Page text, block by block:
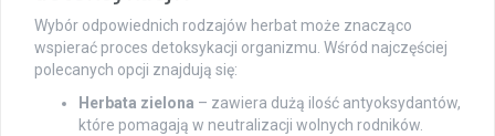
Wybór odpowiednich rodzajów herbat może znacząco
wspierać proces detoksykacji organizmu. Wśród najczęściej
polecanych opcji znajdują się:
Herbata zielona – zawiera dużą ilość antyoksydantów,
które pomagają w neutralizacji wolnych rodników.